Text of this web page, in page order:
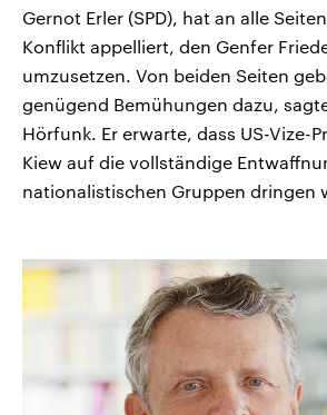
Gernot Erler (SPD), hat an alle
Konflikt appelliert, den Genfer
umzusetzen. Von beiden Seiten
genügend Bemühungen dazu,
Hörfunk. Er erwarte, dass US-Vize-
Kiew auf die vollständige
nationalistischen Gruppen dringen